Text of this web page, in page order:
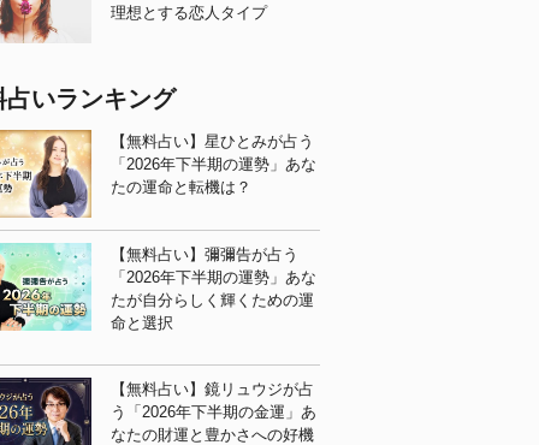
理想とする恋人タイプ
占いランキング
【無料占い】星ひとみが占う
「2026年下半期の運勢」あな
たの運命と転機は？
【無料占い】彌彌告が占う
「2026年下半期の運勢」あな
たが自分らしく輝くための運
命と選択
【無料占い】鏡リュウジが占
う「2026年下半期の金運」あ
なたの財運と豊かさへの好機